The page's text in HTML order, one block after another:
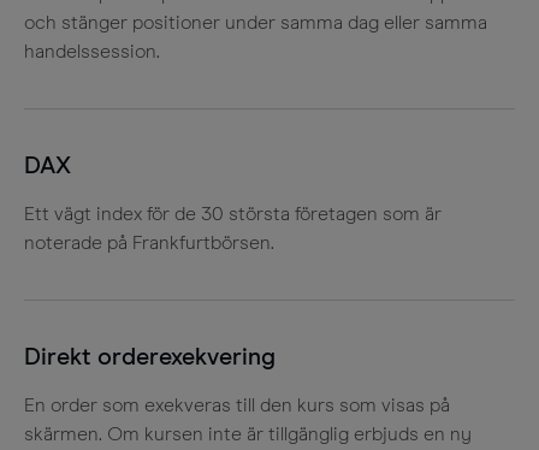
och stänger positioner under samma dag eller samma
handelssession.
DAX
Ett vägt index för de 30 största företagen som är
noterade på Frankfurtbörsen.
Direkt orderexekvering
En order som exekveras till den kurs som visas på
skärmen. Om kursen inte är tillgänglig erbjuds en ny